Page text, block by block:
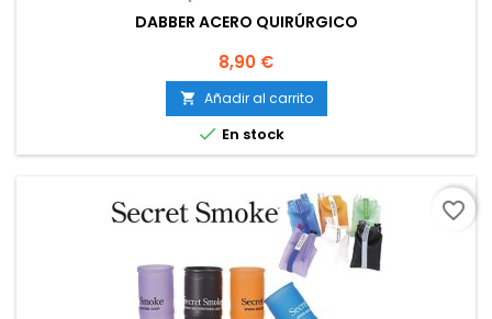
DABBER ACERO QUIRÚRGICO
Precio
8,90 €
 Añadir al carrito
 En stock
favorite_border